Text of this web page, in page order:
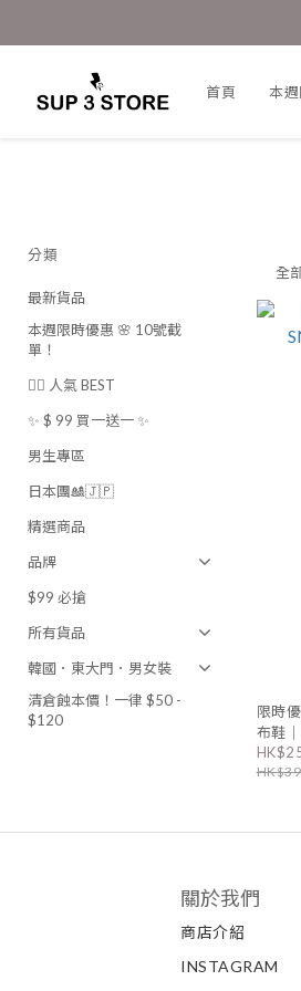
首頁 本
分類
最新貨品
本週限時優惠 🌸 10號截
單！
❤️‍🔥 人氣 BEST
✨ $ 99 買一送一 ✨
男生專區
日本團🎎🇯🇵
精選商品
品牌
$99 必搶
所有貨品
韓國．東大門．男女裝
清倉蝕本價！一律 $50 -
$120
全
限時
布鞋
關於我們
商店介紹
INSTAGRAM